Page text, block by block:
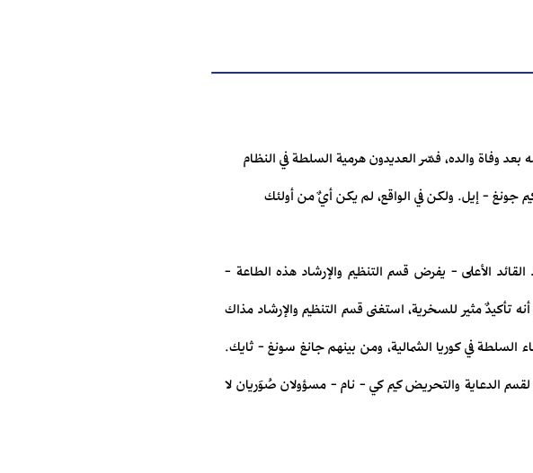
وفاة والده، فسّر العديدون هرمية السلطة في النظام
جونغ - إيل. ولكن في الواقع، لم يكن أيٌ من أولئك
القائد الأعلى - يفرض قسم التنظيم والإرشاد هذه الطاعة -
تأكيدٌ مثير للسخرية، استغنى قسم التنظيم والإرشاد مذاك
في كوريا الشمالية، ومن بينهم جانغ سونغ - ثايك.
الدعاية والتحريض كيم كي - نام - مسؤولان صُوَريان لا